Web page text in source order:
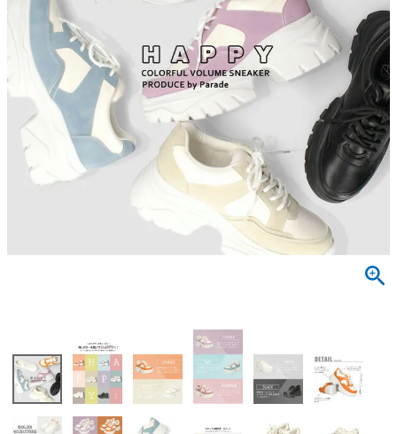
サンダル
レインシューズ
パンプス
スニーカー
ローファー
ウェア
Parade
すべての商品
サンダル
レインシューズ
スニーカー
ビジネス・ドレスシューズ
ブーツ
ウェア
キッズ
すべての商品
サンダル
レインシューズ
ブーツ
Parade
NEW
すべての商品
SALE
レディースSALE
キッズSALE
ボディバッグ
ハンドバッグ
雑貨
ケア用品
雑貨
店舗一覧